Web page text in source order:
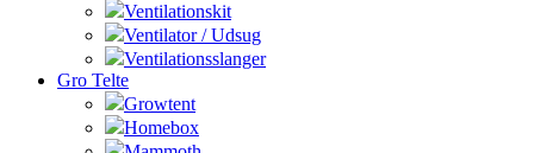
Ventilationskit
Ventilator / Udsug
Ventilationsslanger
Gro Telte
Growtent
Homebox